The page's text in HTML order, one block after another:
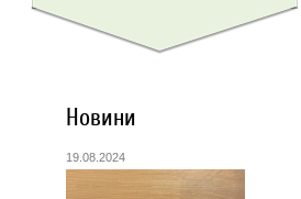
Новини
19.08.2024